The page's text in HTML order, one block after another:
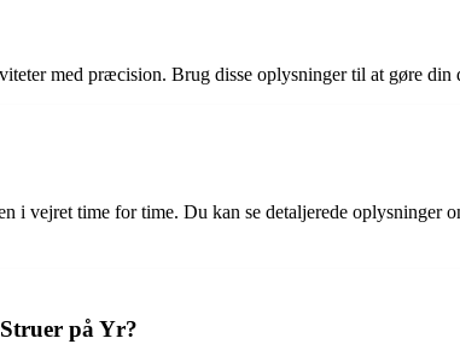
med præcision. Brug disse oplysninger til at gøre din
vejret time for time. Du kan se detaljerede oplysninger
på Yr?